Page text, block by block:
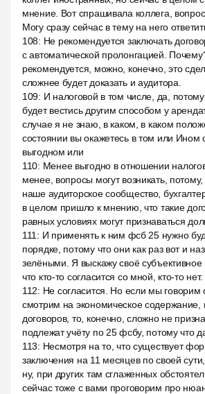
мнение. Вот спрашивала коллега, вопрос
Могу сразу сейчас в тему на него
108: Не рекомендуется заключать
с автоматической пролонгацией.
рекомендуется, можно, конечно, это
сложнее будет доказать и аудитора.
109: И налоговой в том числе, да,
будет вестись другим способом у
случае я не знаю, в каком, в каком
состоянии вы окажетесь в том или Ином
выгодном или
110: Менее выгодно в отношении
менее, вопросы могут возникать, потому,
наше аудиторское сообщество,
в целом пришло к мнению, что такие
равных условиях могут признаваться
111 : И применять к ним фсб 25 нужно
порядке, потому что они как раз вот и
зелёными. Я выскажу своё
что кто-то согласится со мной, кто-то нет.
112: Не согласится. Но если мы говорим
смотрим на экономическое содержание,
договоров, то, конечно, сложно не
подлежат учёту по 25 фсбу, потому что
113: Несмотря на то, что существует
заключения на 11 месяцев по своей сути,
ну, при других там сглаженных
сейчас тоже с вами проговорим про